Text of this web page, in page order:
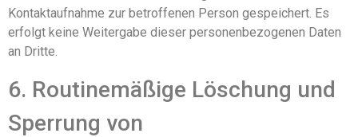
Kontaktaufnahme zur betroffenen Person gespeichert. Es
erfolgt keine Weitergabe dieser personenbezogenen Daten
an Dritte.
6. Routinemäßige Löschung und
Sperrung von